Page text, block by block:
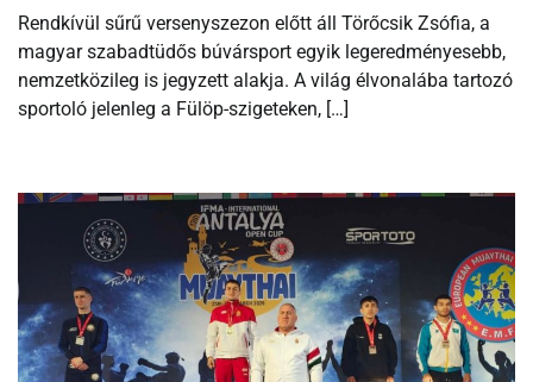
Rendkívül sűrű versenyszezon előtt áll Törőcsik Zsófia, a
magyar szabadtüdős búvársport egyik legeredményesebb,
nemzetközileg is jegyzett alakja. A világ élvonalába tartozó
sportoló jelenleg a Fülöp-szigeteken, […]